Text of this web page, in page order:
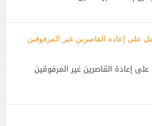
إعادة القاصرين غير المرفوقين